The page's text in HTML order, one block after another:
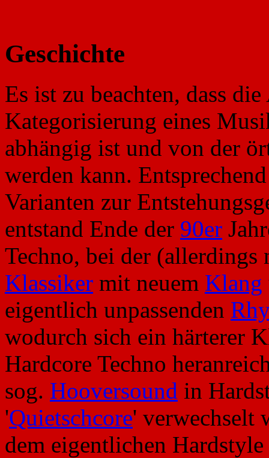
Geschichte
Es ist zu beachten, dass
Kategorisierung eines
abhängig ist und von der
werden kann.
Varianten zur
entstand Ende der 90er
Techno, bei der
Klassiker mit neuem Klang
eigentlich unpassenden
wodurch sich ein härterer
Hardcore Techno
sog. Hooversound in
'Quietschcore' verwechselt
dem eigentlichen